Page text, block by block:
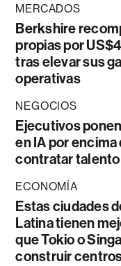
MERCADOS
Berkshire
propias por
tras elevar sus
operativas
NEGOCIOS
Ejecutivos
en IA por encima
contratar talento
ECONOMÍA
Estas ciudades
Latina tienen
que Tokio o
construir